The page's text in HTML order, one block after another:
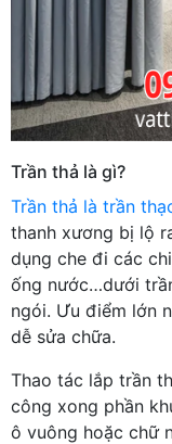
Trần thả là gì?
Trần thả là trần
thanh xương bị lộ
dụng che đi các
ống nước…dưới
ngói. Ưu điểm lớn
dễ sửa chữa.
Thao tác lắp trần
công xong phần
ô vuông hoặc chữ